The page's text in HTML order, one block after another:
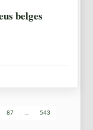
belges
87 ... 543